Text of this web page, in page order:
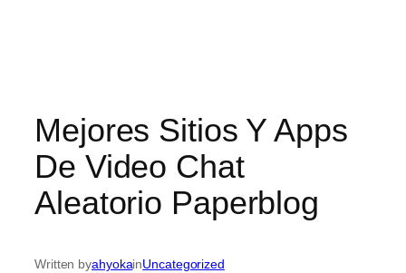
Mejores Sitios Y Apps
De Video Chat
Aleatorio Paperblog
Written byahyokainUncategorized